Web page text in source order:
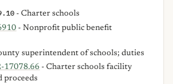
- Charter schools
- Nonprofit public benefit
superintendent of schools; duties
17078.66 - Charter schools facility
proceeds